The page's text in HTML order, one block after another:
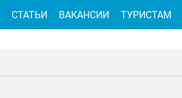
СТАТЬИ ВАКАНСИИ ТУРИСТАМ